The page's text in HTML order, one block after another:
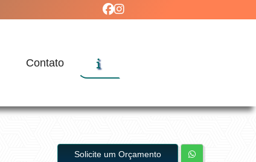
Contato
Solicite um Orçamento